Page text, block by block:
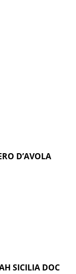
D’AVOLA
SICILIA DOC